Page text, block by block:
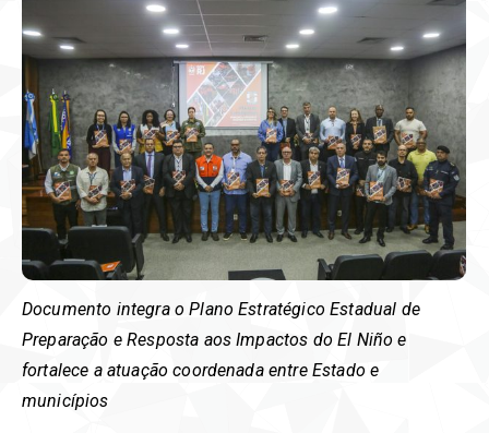
Documento integra o Plano Estratégico Estadual de
Preparação e Resposta aos Impactos do El Niño e
fortalece a atuação coordenada entre Estado e
municípios